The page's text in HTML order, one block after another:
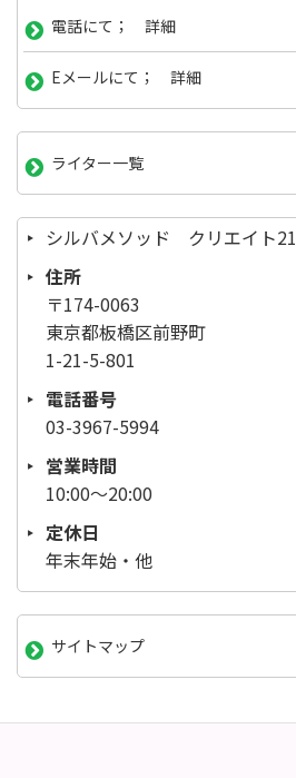
電話にて； 詳細
Eメールにて； 詳細
ライター一覧
シルバメソッド クリエイト21
住所
〒174-0063
東京都板橋区前野町
1-21-5-801
電話番号
03-3967-5994
営業時間
10:00～20:00
定休日
年末年始・他
サイトマップ